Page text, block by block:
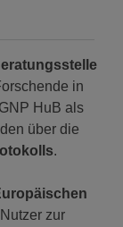
in
HuB als
über die
.
zur